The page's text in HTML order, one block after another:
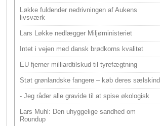
Løkke fuldender nedrivningen af Aukens
livsværk
Lars Løkke nedlægger Miljøministeriet
Intet i vejen med dansk brødkorns kvalitet
EU fjerner milliardtilskud til tyrefægtning
Støt grønlandske fangere – køb deres sælskind
- Jeg råder alle gravide til at spise økologisk
Lars Muhl: Den uhyggelige sandhed om
Roundup